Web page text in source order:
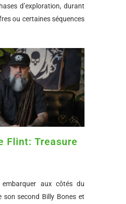
d’exploration, durant
ou certaines séquences
Flint: Treasure
embarquer aux côtés du
son second Billy Bones et